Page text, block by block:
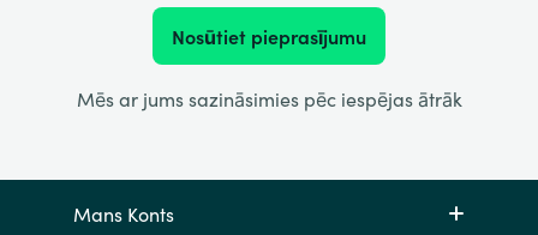
Nosūtiet pieprasījumu
Mēs ar jums sazināsimies pēc iespējas ātrāk
Mans Konts